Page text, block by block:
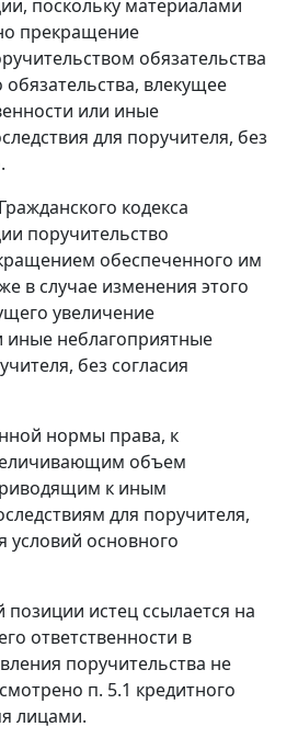
поскольку материалами
прекращение
обязательства
влекущее
или иные
для поручителя, без
Гражданского кодекса
поручительство
обеспеченного им
в случае изменения этого
увеличение
иные неблагоприятные
без согласия
нормы права, к
объем
к иным
для поручителя,
условий основного
истец ссылается на
ответственности в
поручительства не
п. 5.1 кредитного
лицами.